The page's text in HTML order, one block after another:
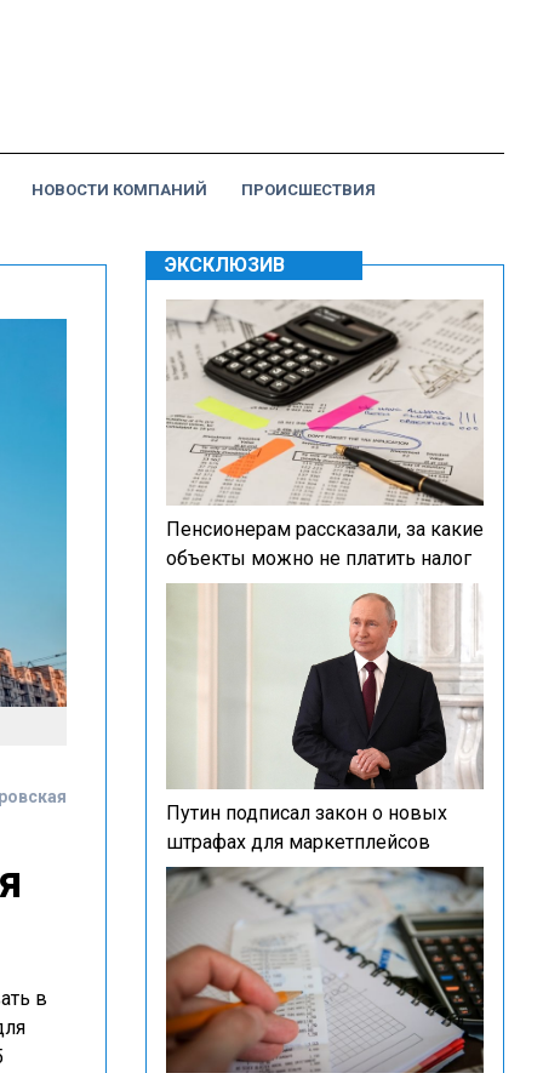
НОВОСТИ КОМПАНИЙ ПРОИСШЕСТВИЯ
в
ЭКСКЛЮЗИВ
Пенсионерам рассказали, за какие
объекты можно не платить налог
Путин подписал закон о новых
штрафах для маркетплейсов